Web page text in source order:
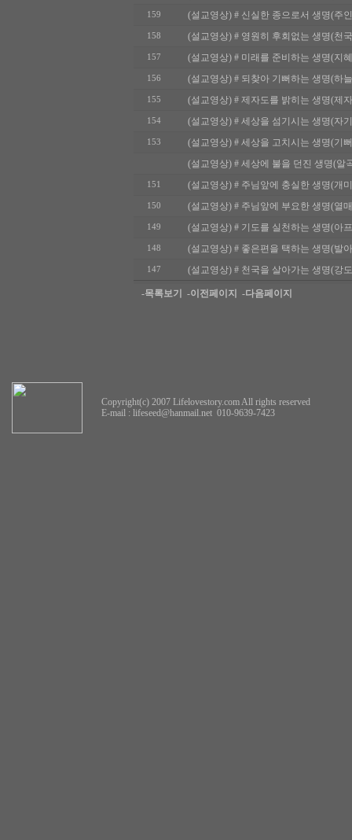
159 (설교영상) # 신실한 종으로서 생명(주
158 (설교영상) # 영원히 후회없는 생명(천
157 (설교영상) # 미래를 준비하는 생명(지
156 (설교영상) # 되찾아 기뻐하는 생명(하
155 (설교영상) # 제자도를 밝히는 생명(제
154 (설교영상) # 세상을 섬기시는 생명(자
153
(설교영상) # 세상을 고치시는 생명(기
(설교영상) # 세상에 불을 던진 생명(알
151 (설교영상) # 주님앞에 충실한 생명(개
150 (설교영상) # 주님앞에 부요한 생명(열
149 (설교영상) # 기도를 실천하는 생명(아
148 (설교영상) # 좋은편을 택하는 생명(발
147 (설교영상) # 천국을 살아가는 생명(강
-목록보기 -이전페이지 -다음페이지
Copyright(c) 2007 Lifelovestory.com All rights reserved
E-mail : lifeseed@hanmail.net 010-9639-7423